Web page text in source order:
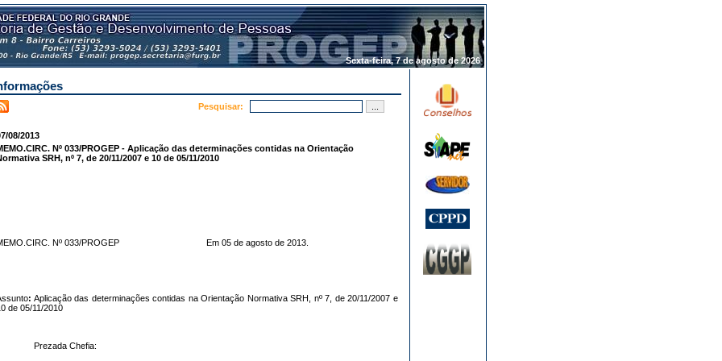
Sexta-feira, 7 de agosto de 2026.
Pesquisar:
08/2013
Nº 033/PROGEP - Aplicação das determinações contidas na Orientação
SRH, nº 7, de 20/11/2007 e 10 de 05/11/2010
Nº 033/PROGEP Em 05 de agosto de 2013.
: Aplicação das determinações contidas na Orientação Normativa SRH, nº 7, de 20/11/2007 e
de 05/11/2010
Prezada Chefia: